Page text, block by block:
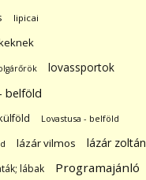
lipicai
lovassportok
belföld
Lovastusa - belföld
lázár vilmos lázár zoltán
lábak Programajánló